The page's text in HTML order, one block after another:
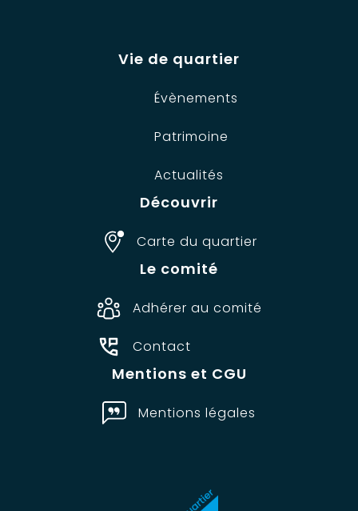
Vie de quartier
Évènements
Patrimoine
Actualités
Découvrir
Carte du quartier
Le comité
Adhérer au comité
Contact
Mentions et CGU
Mentions légales